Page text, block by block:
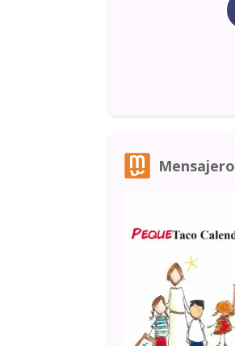
Mensajero